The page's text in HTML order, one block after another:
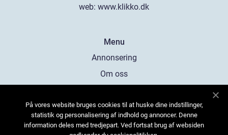
web: www.klikko.dk
Menu
Annonsering
Om oss
Kontakta oss
Sitemap
På vores website bruges cookies til at huske dine indstillinger,
statistik og personalisering af indhold og annoncer. Denne
information deles med tredjepart. Ved fortsat brug af websiden